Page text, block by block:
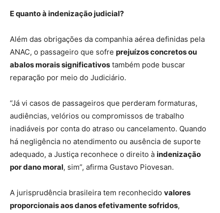
E quanto à indenização judicial?
Além das obrigações da companhia aérea definidas pela
ANAC, o passageiro que sofre prejuízos concretos ou
abalos morais significativos também pode buscar
reparação por meio do Judiciário.
“Já vi casos de passageiros que perderam formaturas,
audiências, velórios ou compromissos de trabalho
inadiáveis por conta do atraso ou cancelamento. Quando
há negligência no atendimento ou ausência de suporte
adequado, a Justiça reconhece o direito à indenização
por dano moral, sim”, afirma Gustavo Piovesan.
A jurisprudência brasileira tem reconhecido valores
proporcionais aos danos efetivamente sofridos,